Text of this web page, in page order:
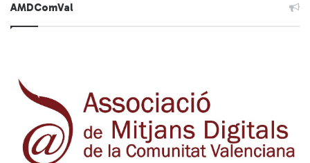
AMDComVal